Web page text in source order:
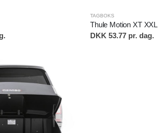
TAGBOKS
Thule Motion XT XXL
DKK 53.77 pr. dag.